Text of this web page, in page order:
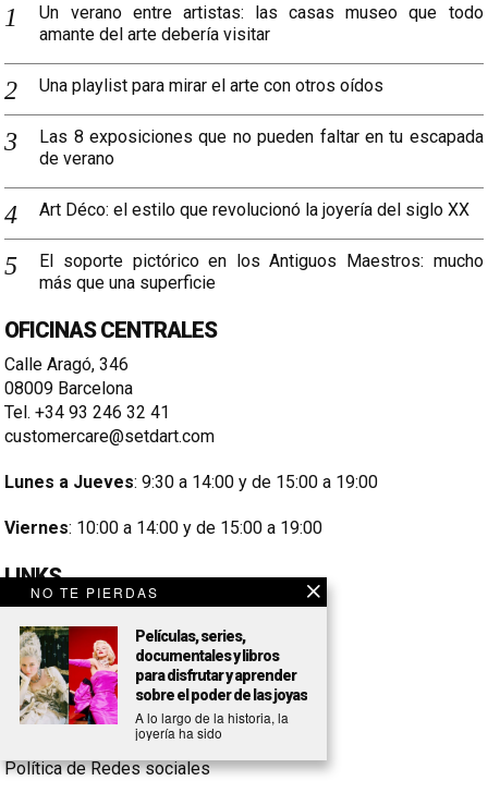
Un verano entre artistas: las casas museo que todo
amante del arte debería visitar
Una playlist para mirar el arte con otros oídos
Las 8 exposiciones que no pueden faltar en tu escapada
de verano
Art Déco: el estilo que revolucionó la joyería del siglo XX
El soporte pictórico en los Antiguos Maestros: mucho
más que una superficie
OFICINAS CENTRALES
Calle Aragó, 346
08009 Barcelona
Tel. +34 93 246 32 41
customercare@setdart.com
Lunes a Jueves: 9:30 a 14:00 y de 15:00 a 19:00
Viernes: 10:00 a 14:00 y de 15:00 a 19:00
LINKS
Aviso Legal
Condiciones de Compra
Política de Cookies
Política de Privacidad
Política de Redes sociales
NO TE PIERDAS
Películas, series,
documentales y libros
para disfrutar y aprender
sobre el poder de las joyas
A lo largo de la historia, la
joyería ha sido